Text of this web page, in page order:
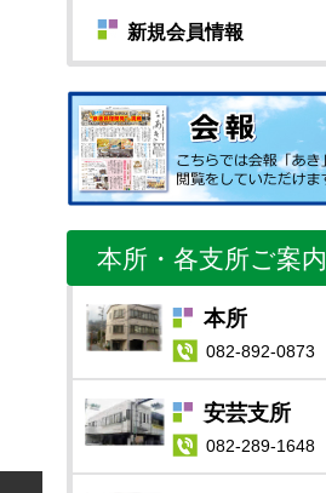
新規会員情報
本所・各支所ご案内
本所
082-892-0873
安芸支所
082-289-1648